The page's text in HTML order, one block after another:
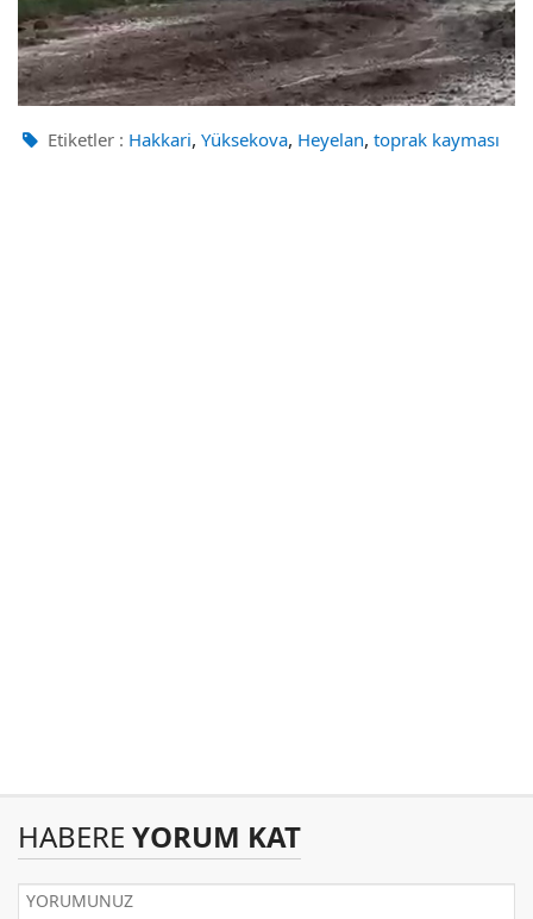
Etiketler : Hakkari, Yüksekova, Heyelan, toprak kayması
HABERE YORUM KAT